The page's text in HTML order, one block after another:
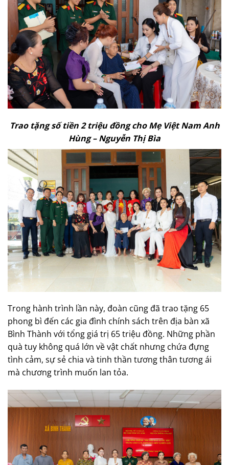
Trao tặng số tiền 2 triệu đồng cho Mẹ Việt Nam Anh
Hùng – Nguyễn Thị Bìa
Trong hành trình lần này, đoàn cũng đã trao tặng 65
phong bì đến các gia đình chính sách trên địa bàn xã
Bình Thành với tổng giá trị 65 triệu đồng. Những phần
quà tuy không quá lớn về vật chất nhưng chứa đựng
tình cảm, sự sẻ chia và tinh thần tương thân tương ái
mà chương trình muốn lan tỏa.